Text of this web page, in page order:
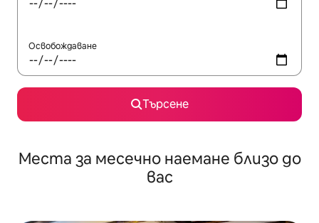
Освобождаване
Търсене
Места за месечно наемане близо до
вас